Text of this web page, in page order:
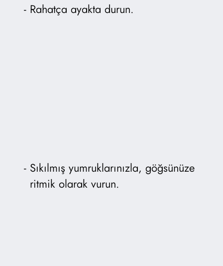
Rahatça ayakta durun.
Sıkılmış yumruklarınızla, göğsünüze
ritmik olarak vurun.